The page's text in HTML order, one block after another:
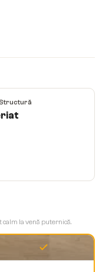
la venă puternică.